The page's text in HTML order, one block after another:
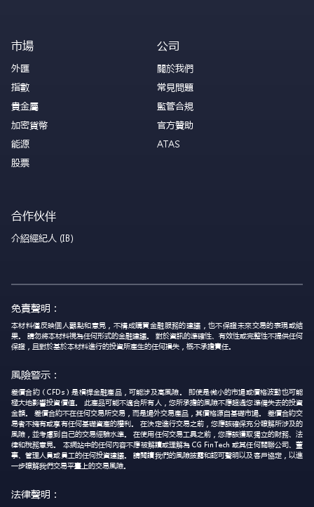
市場
外匯
指數
貴金屬
加密貨幣
能源
股票
公司
關於我們
常見問題
監管合規
官方贊助
ATAS
合作伙伴
介紹經紀人 (IB)
免責聲明：
本材料僅反映個人觀點和意見，不構成購買金融服務的建議，也不保證未來交易的表現或結
果。 請勿將本材料視為任何形式的金融建議。 對於資訊的準確性、有效性或完整性不提供任何
保證，且對於基於本材料進行的投資所產生的任何損失，概不承擔責任。
風險警示：
差價合約（CFDs）是槓桿金融產品，可能涉及高風險。 即使是微小的市場或價格波動也可能
極大地影響投資價值。 此產品可能不適合所有人，您所承擔的風險不應超過您準備失去的投資
金額。 差價合約不在任何交易所交易，而是場外交易產品，其價格源自基礎市場。 差價合約交
易者不擁有或享有任何基礎資產的權利。 在決定進行交易之前，您應該確保充分瞭解所涉及的
風險，並考慮到自己的交易經驗水準。 在使用任何交易工具之前，您應該獲取獨立的財務、法
律和稅務意見。 本網站中的任何內容不應被解讀或理解為 CG FinTech 或其任何關聯公司、董
事、管理人員或員工的任何投資建議。 請閱讀我們的風險披露和認可聲明以及客戶協定，以進
一步瞭解我們交易平臺上的交易風險。
法律聲明：